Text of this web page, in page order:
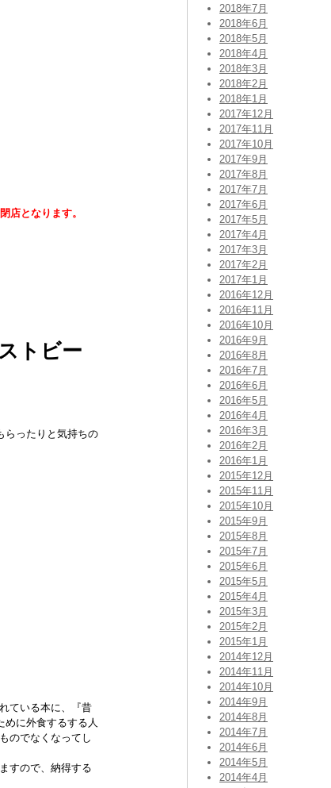
店となります。
トビー
らったりと気持ちの
ている本に、『昔
めに外食するする人
のでなくなってし
すので、納得する
2018年7月
2018年6月
2018年5月
2018年4月
2018年3月
2018年2月
2018年1月
2017年12月
2017年11月
2017年10月
2017年9月
2017年8月
2017年7月
2017年6月
2017年5月
2017年4月
2017年3月
2017年2月
2017年1月
2016年12月
2016年11月
2016年10月
2016年9月
2016年8月
2016年7月
2016年6月
2016年5月
2016年4月
2016年3月
2016年2月
2016年1月
2015年12月
2015年11月
2015年10月
2015年9月
2015年8月
2015年7月
2015年6月
2015年5月
2015年4月
2015年3月
2015年2月
2015年1月
2014年12月
2014年11月
2014年10月
2014年9月
2014年8月
2014年7月
2014年6月
2014年5月
2014年4月